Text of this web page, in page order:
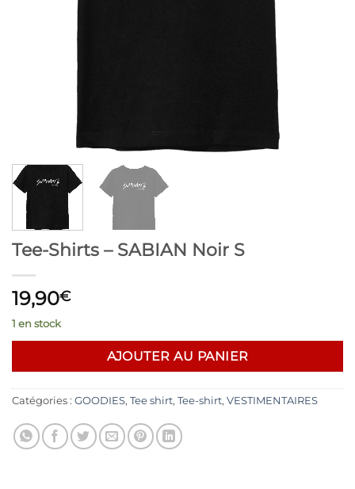
Tee-Shirts – SABIAN Noir S
19,90€
1 en stock
AJOUTER AU PANIER
Catégories : GOODIES, Tee shirt, Tee-shirt, VESTIMENTAIRES